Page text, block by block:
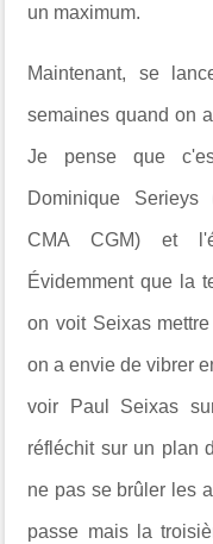
un maximum.
Maintenant, se
semaines quand on
Je pense que
Dominique Serieys
CMA CGM) et
Évidemment que la
on voit Seixas
on a envie de vibrer
voir Paul Seixas
réfléchit sur un plan
ne pas se brûler les
passe mais la